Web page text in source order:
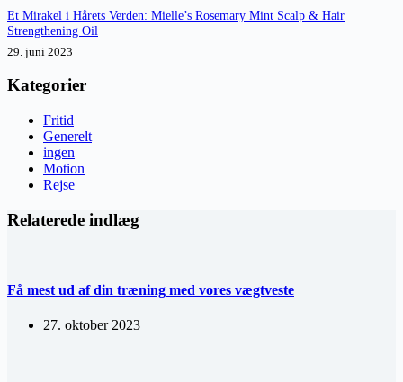
Et Mirakel i Hårets Verden: Mielle’s Rosemary Mint Scalp & Hair
Strengthening Oil
29. juni 2023
Kategorier
Fritid
Generelt
ingen
Motion
Rejse
Relaterede indlæg
Få mest ud af din træning med vores vægtveste
27. oktober 2023